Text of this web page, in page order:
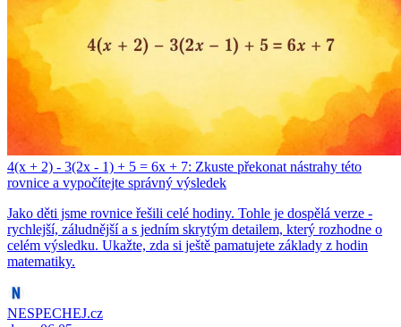
4(x + 2) - 3(2x - 1) + 5 = 6x + 7: Zkuste překonat nástrahy této
rovnice a vypočítejte správný výsledek
Jako děti jsme rovnice řešili celé hodiny. Tohle je dospělá verze -
rychlejší, záludnější a s jedním skrytým detailem, který rozhodne o
celém výsledku. Ukažte, zda si ještě pamatujete základy z hodin
matematiky.
NESPECHEJ.cz